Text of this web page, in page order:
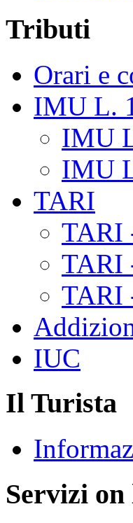
Tributi
Orari e
IMU L.
IMU
IMU
TARI
TARI
TARI
TARI
IUC
Il Turista
Servizi on